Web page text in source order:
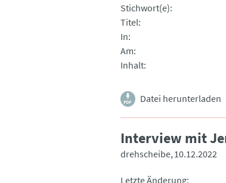
Stichwort(e)
Titel
In
Am
Inhalt
Datei herunterladen
Interview mit
drehscheibe 10.12.2022
Letzte Änderung